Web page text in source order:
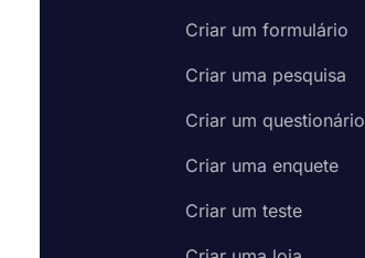
Criar um formulário
Criar uma pesquisa
Criar um questionário
Criar uma enquete
Criar um teste